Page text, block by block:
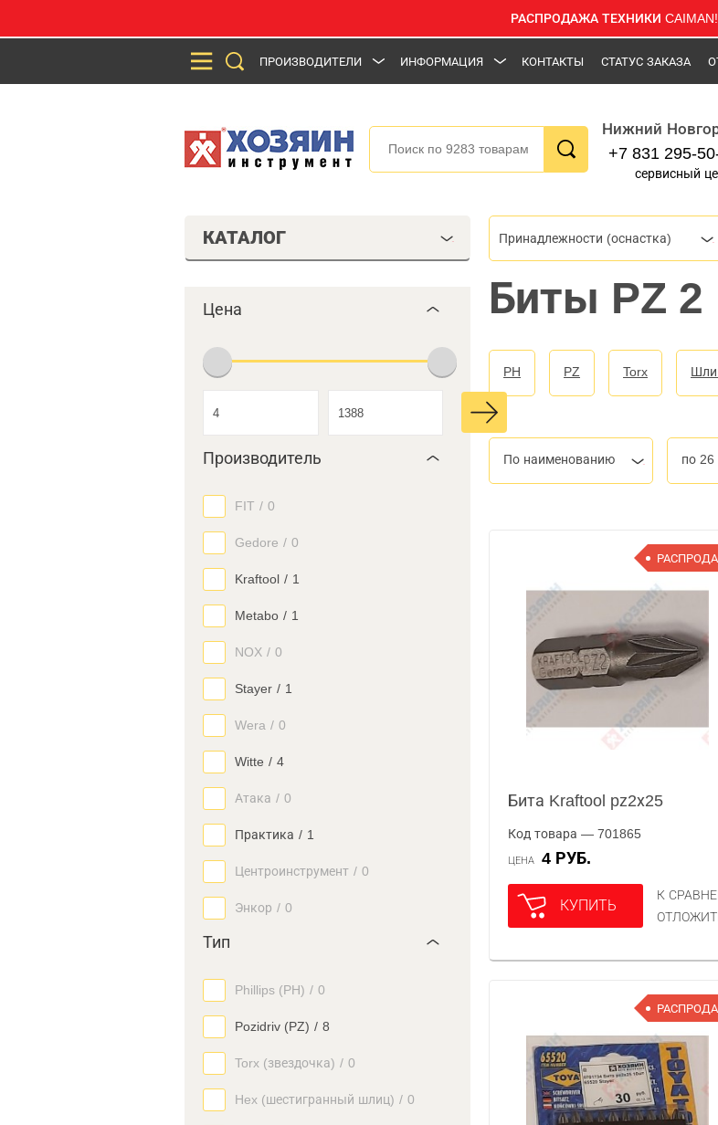
РАСПРОДАЖА ТЕХНИКИ CAIMAN!
ПРОИЗВОДИТЕЛИ ИНФОРМАЦИЯ КОНТАКТЫ СТАТУС ЗАКАЗА
Нижний
+7 831 295-
сервисный
КАТАЛОГ
Цена
Производитель
FIT / 0
Gedore / 0
Kraftool / 1
Metabo / 1
NOX / 0
Stayer / 1
Wera / 0
Witte / 4
Атака / 0
Практика / 1
Центроинструмент / 0
Энкор / 0
Тип
Phillips (PH) / 0
Pozidriv (PZ) / 8
Torx (звездочка) / 0
Hex (шестигранный шлиц) / 0
Принадлежности (оснастка)
Биты PZ 2
PH PZ Torx
По наименованию по 26
Бита Kraftool pz2х25
Код товара — 701865
ЦЕНА 4 РУБ.
КУПИТЬ
К